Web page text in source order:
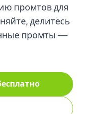
промтов для
делитесь
промты —